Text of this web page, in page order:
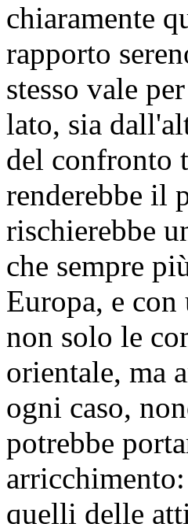
chiaramente
rapporto
stesso vale
lato, sia
del confronto
renderebbe il
rischierebbe
che sempre
Europa, e con
non solo le
orientale, ma
ogni caso,
potrebbe
quelli delle